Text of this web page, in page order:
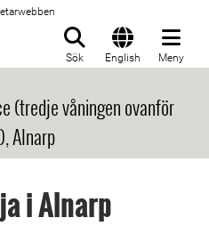
Sök English Meny
(tredje våningen ovanför
Alnarp
i Alnarp